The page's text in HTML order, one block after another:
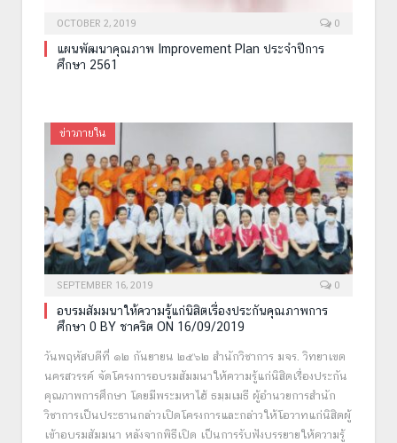
OCTOBER 2, 2019 0
แผนพัฒนาคุณภาพ Improvement Plan ประจำปีการ
ศึกษา 2561
ข่าวภายใน
SEPTEMBER 16, 2019 0
อบรมสัมมนาให้ความรู้แก่นิสิตเรื่องประกันคุณภาพการ
ศึกษา 0 BY ชาคริต ON 16/09/2019
วันพฤหัสบดีที่ ๑๒ กันยายน ๒๕๖๒ สำนักวิชาการ มจร. วิทยาเขต
นครสวรรค์ จัดโครงการอบรมสัมมนาให้ความรู้แก่นิสิตเรื่องประกัน
คุณภาพการศึกษา โดยมีพระมหาไฮ้ ธมฺมเมธี ผู้อำนวยการสำนัก
วิชาการเป็นประธานกล่าวเปิดโครงการและกล่าวให้โอวาทแก่นิสิตผู้
เข้าอบรมสัมมนา หลังจากพิธีเปิด เป็นการรับฟังบรรยายให้ความรู้